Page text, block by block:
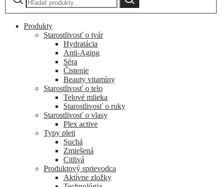
Produkty
Starostlivosť o tvár
Hydratácia
Anti-Aging
Séra
Čistenie
Beauty vitamíny
Starostlivosť o telo
Telové mlieka
Starostlivosť o ruky
Starostlivosť o vlasy
Plex active
Typy pleti
Suchá
Zmiešená
Citlivá
Produktový sprievodca
Aktívne zložky